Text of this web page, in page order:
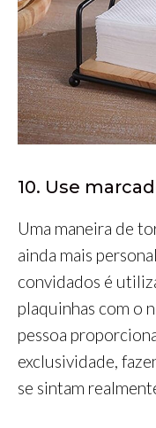
10. Use
Uma maneira de
ainda mais
convidados é
plaquinhas com o
pessoa
exclusividade,
se sintam